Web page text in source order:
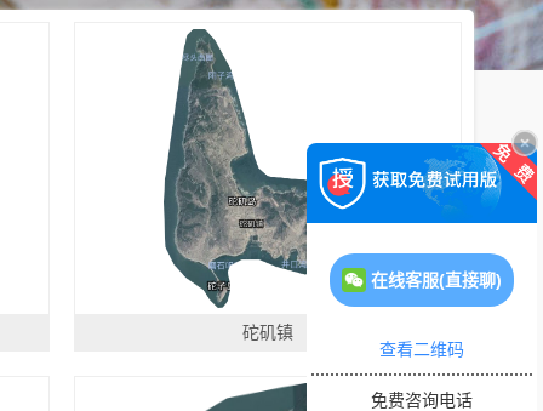
砣矶镇
在线客服(直接聊)
查看二维码
免费咨询电话